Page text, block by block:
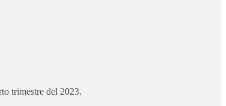
trimestre del 2023.